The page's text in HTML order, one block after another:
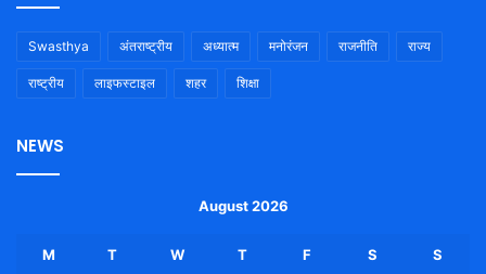
Swasthya अंतराष्ट्रीय अध्यात्म मनोरंजन राजनीति राज्य
राष्ट्रीय लाइफस्टाइल शहर शिक्षा
NEWS
August 2026
M T W T F S S